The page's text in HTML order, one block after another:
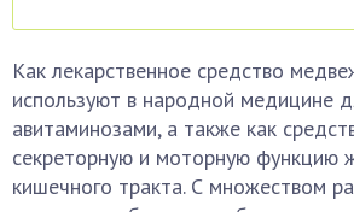
Как лекарственное средство
используют в народной медицине
авитаминозами, а также как
секреторную и моторную функцию
кишечного тракта. С множеством